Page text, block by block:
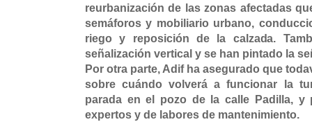
reurbanización de las zonas afectadas
semáforos y mobiliario urbano,
riego y reposición de la calzada.
señalización vertical y se han pintado la
Por otra parte, Adif ha asegurado que
sobre cuándo volverá a funcionar la
parada en el pozo de la calle Padilla, y
expertos y de labores de mantenimiento.